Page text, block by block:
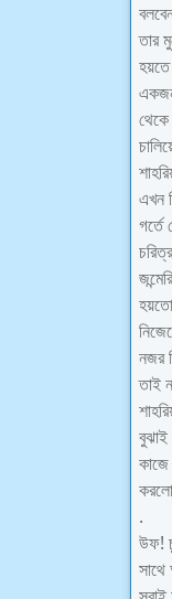
তার
একজন
থেকে
এখন
গর্তে
নজর
তাই
বুঝাই
.
উফ!